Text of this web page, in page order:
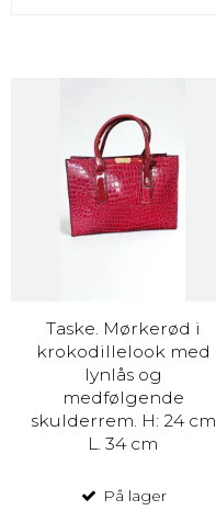
Taske. Mørkerød i
krokodillelook med
lynlås og
medfølgende
skulderrem. H: 24 cm
L. 34 cm
På lager